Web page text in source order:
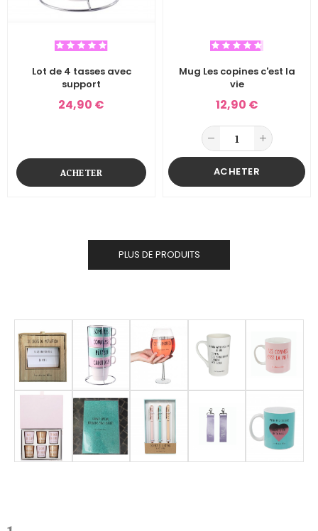
Lot de 4 tasses avec
support
24,90 €
ACHETER
Mug Les copines c'est la
vie
12,90 €
ACHETER
PLUS DE PRODUITS